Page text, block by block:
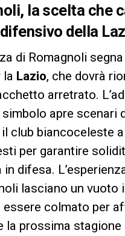
la scelta che
della
di Romagnoli
la Lazio, che dovrà
arretrato.
apre scenari
club biancoceleste
per garantire
difesa.
lasciano un vuoto
essere colmato per
la prossima stagione